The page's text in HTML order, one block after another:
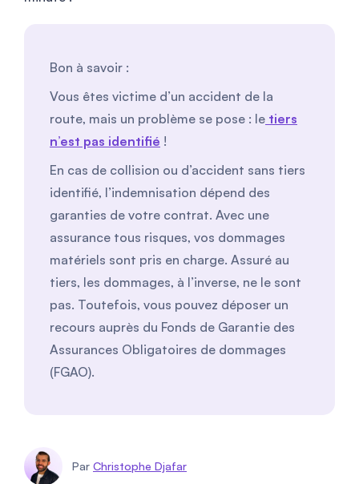
Bon à savoir :
Vous êtes victime d’un accident de la
route, mais un problème se pose : le tiers
n’est pas identifié !
En cas de collision ou d’accident sans tiers
identifié, l’indemnisation dépend des
garanties de votre contrat. Avec une
assurance tous risques, vos dommages
matériels sont pris en charge. Assuré au
tiers, les dommages, à l’inverse, ne le sont
pas. Toutefois, vous pouvez déposer un
recours auprès du Fonds de Garantie des
Assurances Obligatoires de dommages
(FGAO).
Par Christophe Djafar